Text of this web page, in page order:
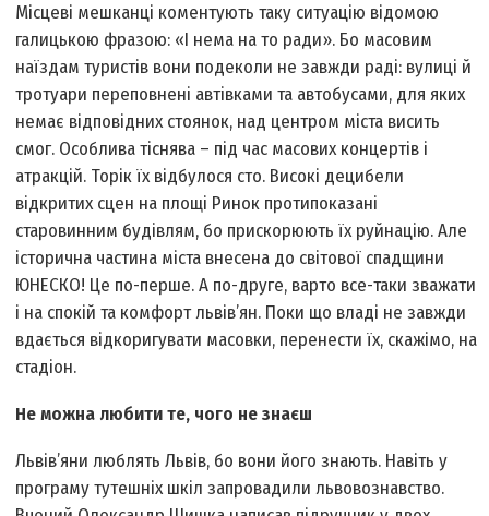
Місцеві мешканці коментують таку ситуацію відомою
галицькою фразою: «І нема на то ради». Бо масовим
наїздам туристів вони подеколи не завжди раді: вулиці й
тротуари переповнені автівками та автобусами, для яких
немає відповідних стоянок, над центром міста висить
смог. Особлива тіснява – під час масових концертів і
атракцій. Торік їх відбулося сто. Високі децибели
відкритих сцен на площі Ринок протипоказані
старовинним будівлям, бо прискорюють їх руйнацію. Але
історична частина міста внесена до світової спадщини
ЮНЕСКО! Це по-перше. А по-друге, варто все-таки зважати
і на спокій та комфорт львів’ян. Поки що владі не завжди
вдається відкоригувати масовки, перенести їх, скажімо, на
стадіон.
Не можна любити те, чого не знаєш
Львів’яни люблять Львів, бо вони його знають. Навіть у
програму тутешніх шкіл запровадили львовознавство.